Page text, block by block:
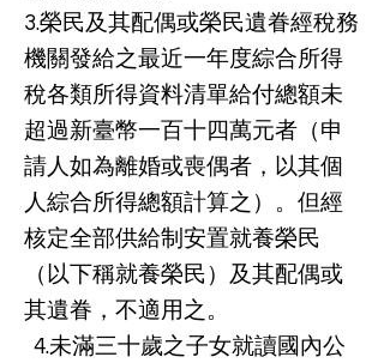
3.榮民及其配偶或榮民遺眷經稅務
機關發給之最近一年度綜合所得
稅各類所得資料清單給付總額未
超過新臺幣一百十四萬元者（申
請人如為離婚或喪偶者，以其個
人綜合所得總額計算之）。但經
核定全部供給制安置就養榮民
（以下稱就養榮民）及其配偶或
其遺眷，不適用之。
4.未滿三十歲之子女就讀國內公